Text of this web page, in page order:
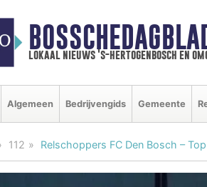
lokaal nieuws 's-hertogenbosch en
Algemeen Bedrijvengids Gemeente
112 Relschoppers FC Den Bosch –